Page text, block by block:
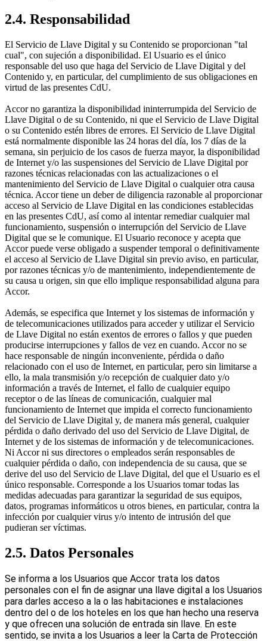
2.4. Responsabilidad
El Servicio de Llave Digital y su Contenido se proporcionan "tal
cual", con sujeción a disponibilidad. El Usuario es el único
responsable del uso que haga del Servicio de Llave Digital y del
Contenido y, en particular, del cumplimiento de sus obligaciones en
virtud de las presentes CdU.
Accor no garantiza la disponibilidad ininterrumpida del Servicio de
Llave Digital o de su Contenido, ni que el Servicio de Llave Digital
o su Contenido estén libres de errores. El Servicio de Llave Digital
está normalmente disponible las 24 horas del día, los 7 días de la
semana, sin perjuicio de los casos de fuerza mayor, la disponibilidad
de Internet y/o las suspensiones del Servicio de Llave Digital por
razones técnicas relacionadas con las actualizaciones o el
mantenimiento del Servicio de Llave Digital o cualquier otra causa
técnica. Accor tiene un deber de diligencia razonable al proporcionar
acceso al Servicio de Llave Digital en las condiciones establecidas
en las presentes CdU, así como al intentar remediar cualquier mal
funcionamiento, suspensión o interrupción del Servicio de Llave
Digital que se le comunique. El Usuario reconoce y acepta que
Accor puede verse obligado a suspender temporal o definitivamente
el acceso al Servicio de Llave Digital sin previo aviso, en particular,
por razones técnicas y/o de mantenimiento, independientemente de
su causa u origen, sin que ello implique responsabilidad alguna para
Accor.
Además, se especifica que Internet y los sistemas de información y
de telecomunicaciones utilizados para acceder y utilizar el Servicio
de Llave Digital no están exentos de errores o fallos y que pueden
producirse interrupciones y fallos de vez en cuando. Accor no se
hace responsable de ningún inconveniente, pérdida o daño
relacionado con el uso de Internet, en particular, pero sin limitarse a
ello, la mala transmisión y/o recepción de cualquier dato y/o
información a través de Internet, el fallo de cualquier equipo
receptor o de las líneas de comunicación, cualquier mal
funcionamiento de Internet que impida el correcto funcionamiento
del Servicio de Llave Digital y, de manera más general, cualquier
pérdida o daño derivado del uso del Servicio de Llave Digital, de
Internet y de los sistemas de información y de telecomunicaciones.
Ni Accor ni sus directores o empleados serán responsables de
cualquier pérdida o daño, con independencia de su causa, que se
derive del uso del Servicio de Llave Digital, del que el Usuario es el
único responsable. Corresponde a los Usuarios tomar todas las
medidas adecuadas para garantizar la seguridad de sus equipos,
datos, programas informáticos u otros bienes, en particular, contra la
infección por cualquier virus y/o intento de intrusión del que
pudieran ser víctimas.
2.5. Datos Personales
Se informa a los Usuarios que Accor trata los datos
personales con el fin de asignar una llave digital a los Usuarios
para darles acceso a la o las habitaciones e instalaciones
dentro del o de los hoteles en los que han hecho una reserva
y que ofrecen una solución de entrada sin llave. En este
sentido, se invita a los Usuarios a leer la Carta de Protección